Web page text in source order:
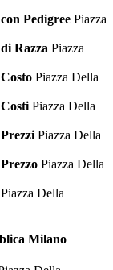
Pedigree Piazza
Razza Piazza
Piazza Della
Piazza Della
Piazza Della
Piazza Della
Piazza Della
Milano